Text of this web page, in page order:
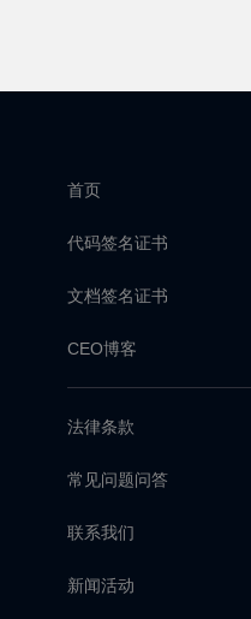
首页
代码签名证书
文档签名证书
CEO博客
法律条款
常见问题问答
联系我们
新闻活动